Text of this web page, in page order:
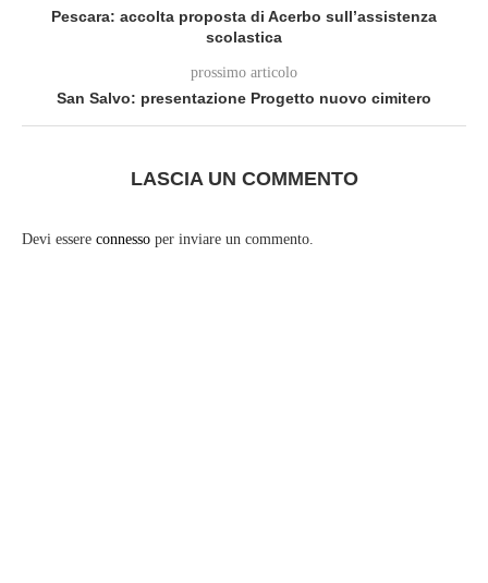
Pescara: accolta proposta di Acerbo sull’assistenza
scolastica
prossimo articolo
San Salvo: presentazione Progetto nuovo cimitero
LASCIA UN COMMENTO
Devi essere connesso per inviare un commento.